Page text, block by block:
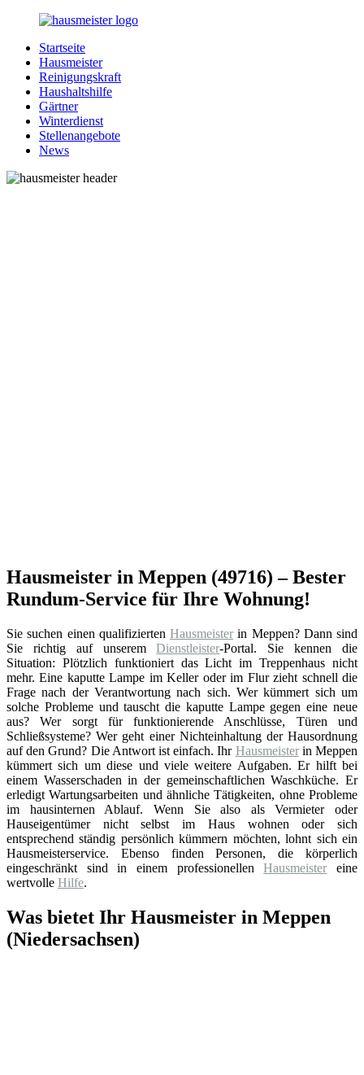
Zurück
Inhalt
Hausmeister.de
Alles
rund
Ihren
Haushalt
Startseite
Hausmeister
Reinigungskraft
Haushaltshilfe
Gärtner
Winterdienst
Stellenangebote
News
Hausmeister in Meppen (49716) – Bester
Rundum-Service für Ihre Wohnung!
Sie suchen einen qualifizierten Hausmeister in Meppen? Dann sind
Sie richtig auf unseremDienstleister-Portal. Sie kennen die
Situation: Plötzlich funktioniert das Licht im Treppenhaus nicht
mehr. Eine kaputte Lampe im Keller oder im Flur zieht schnell die
Frage nach der Verantwortung nach sich. Wer kümmert sich um
solche Probleme und tauscht die kaputte Lampe gegen eine neue
aus? Wer sorgt für funktionierende Anschlüsse, Türen und
Schließsysteme? Wer geht einer Nichteinhaltung der Hausordnung
auf den Grund? Die Antwort ist einfach. Ihr Hausmeisterin Meppen
kümmert sich um diese und viele weitere Aufgaben. Er hilft bei
einem Wasserschaden in der gemeinschaftlichen Waschküche. Er
erledigt Wartungsarbeiten und ähnliche Tätigkeiten, ohne Probleme
im hausinternen Ablauf. Wenn Sie also als Vermieter oder
Hauseigentümer nicht selbst im Haus wohnen oder sich
entsprechend ständig persönlich kümmern möchten, lohnt sich ein
Hausmeisterservice. Ebenso finden Personen, die körperlich
eingeschränkt sind in einem professionellenHausmeister eine
wertvolle Hilfe.
Was bietet Ihr Hausmeister in Meppen
(Niedersachsen)